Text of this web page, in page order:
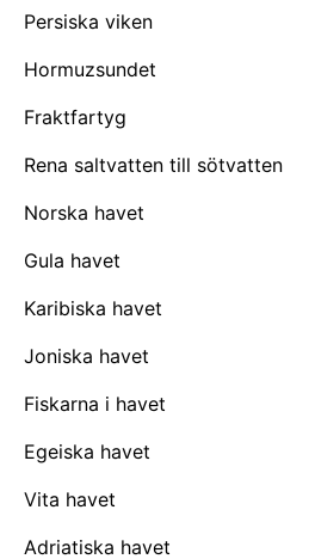
Persiska viken
Hormuzsundet
Fraktfartyg
Rena saltvatten till sötvatten
Norska havet
Gula havet
Karibiska havet
Joniska havet
Fiskarna i havet
Egeiska havet
Vita havet
Adriatiska havet